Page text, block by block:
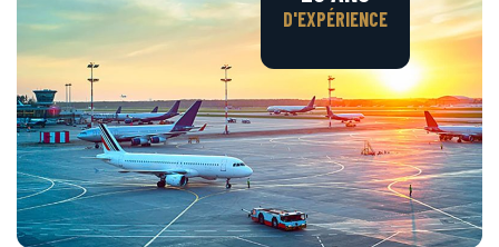
D'EXPÉRIENCE